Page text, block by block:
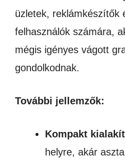
üzletek, reklámkészítők
felhasználók számára,
mégis igényes vágott
gondolkodnak.
További jellemzők:
Kompakt
helyre, akár